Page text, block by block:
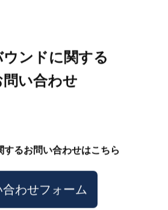
ンドに関する
問い合わせ
するお問い合わせはこちら
合わせフォーム